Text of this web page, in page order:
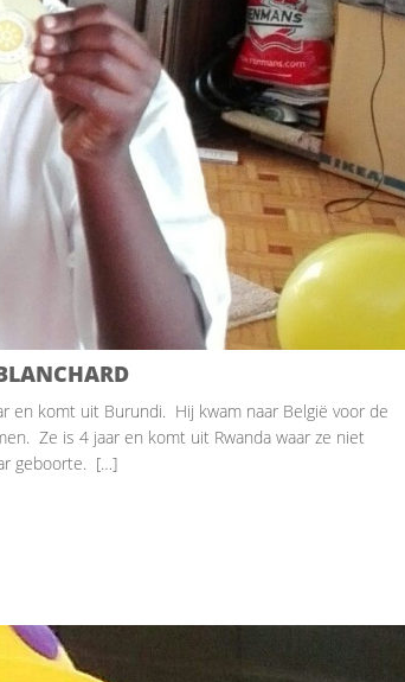
en komt uit Burundi. Hij kwam naar België voor de
Ze is 4 jaar en komt uit Rwanda waar ze niet
geboorte. […]